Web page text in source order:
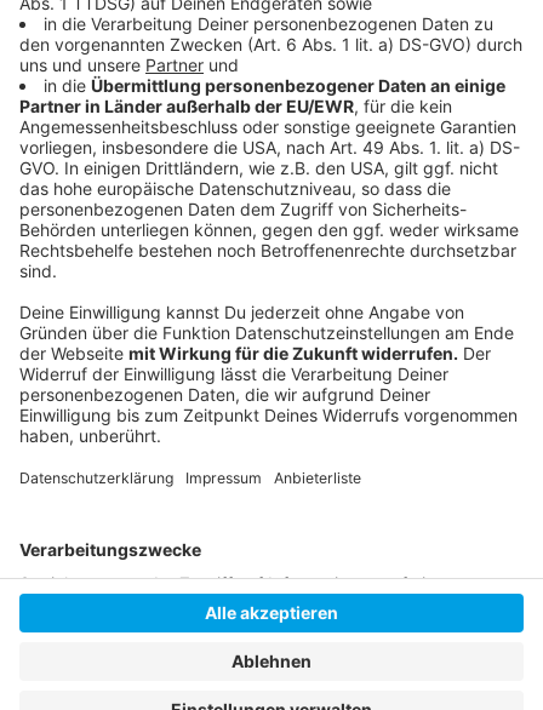
Verbraucherzentrale teils extrem auseinander. Die
Experten empfehlen darum, Preise zu vergleichen. Ein
Einkauf auf dem Wochenmarkt kann zudem - der
Verbraucherzentrale zufolge - günstiger sein als im
Supermarkt, vor allem kurz vor Ende des Markttages.
Die Verbraucherzentrale fordert Politik und
Bundeskartellamt außerdem auf, die
Preisentwicklungen im Lebensmittelhandel genau zu
untersuchen bzw. zu kontrollieren.
Anzeige